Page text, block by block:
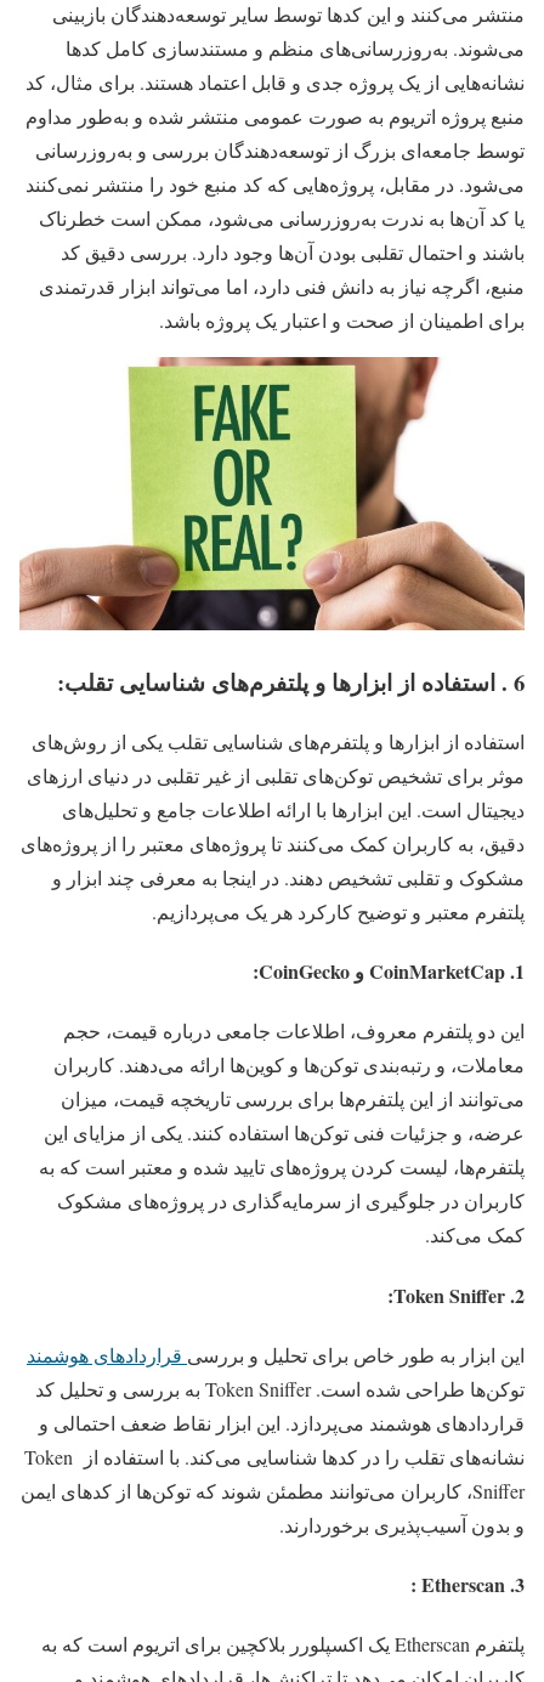
منتشر می‌کنند و این کدها توسط سایر توسعه‌دهندگان بازبینی
می‌شوند. به‌روزرسانی‌های منظم و مستندسازی کامل کدها
نشانه‌هایی از یک پروژه جدی و قابل اعتماد هستند. برای مثال، کد
منبع پروژه اتریوم به صورت عمومی منتشر شده و به‌طور مداوم
توسط جامعه‌ای بزرگ از توسعه‌دهندگان بررسی و به‌روزرسانی
می‌شود. در مقابل، پروژه‌هایی که کد منبع خود را منتشر نمی‌کنند
یا کد آن‌ها به ندرت به‌روزرسانی می‌شود، ممکن است خطرناک
باشند و احتمال تقلبی بودن آن‌ها وجود دارد. بررسی دقیق کد
منبع، اگرچه نیاز به دانش فنی دارد، اما می‌تواند ابزار قدرتمندی
برای اطمینان از صحت و اعتبار یک پروژه باشد.
6 . استفاده از ابزارها و پلتفرم‌های شناسایی تقلب:
استفاده از ابزارها و پلتفرم‌های شناسایی تقلب یکی از روش‌های
موثر برای تشخیص توکن‌های تقلبی از غیر تقلبی در دنیای ارزهای
دیجیتال است. این ابزارها با ارائه اطلاعات جامع و تحلیل‌های
دقیق، به کاربران کمک می‌کنند تا پروژه‌های معتبر را از پروژه‌های
مشکوک و تقلبی تشخیص دهند. در اینجا به معرفی چند ابزار و
پلتفرم معتبر و توضیح کارکرد هر یک می‌پردازیم.
1. CoinMarketCap و CoinGecko:
این دو پلتفرم معروف، اطلاعات جامعی درباره قیمت، حجم
معاملات، و رتبه‌بندی توکن‌ها و کوین‌ها ارائه می‌دهند. کاربران
می‌توانند از این پلتفرم‌ها برای بررسی تاریخچه قیمت، میزان
عرضه، و جزئیات فنی توکن‌ها استفاده کنند. یکی از مزایای این
پلتفرم‌ها، لیست کردن پروژه‌های تایید شده و معتبر است که به
کاربران در جلوگیری از سرمایه‌گذاری در پروژه‌های مشکوک
کمک می‌کند.
2. Token Sniffer:
این ابزار به طور خاص برای تحلیل و بررسی قراردادهای هوشمند
توکن‌ها طراحی شده است. Token Sniffer به بررسی و تحلیل کد
قراردادهای هوشمند می‌پردازد. این ابزار نقاط ضعف احتمالی و
نشانه‌های تقلب را در کدها شناسایی می‌کند. با استفاده از Token
Sniffer، کاربران می‌توانند مطمئن شوند که توکن‌ها از کدهای ایمن
و بدون آسیب‌پذیری برخوردارند.
3. Etherscan :
پلتفرم Etherscan یک اکسپلورر بلاکچین برای اتریوم است که به